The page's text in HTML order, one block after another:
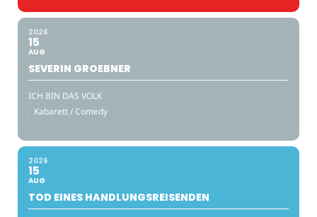
2026
15
AUG
SEVERIN GROEBNER
ICH BIN DAS VOLK
: Kabarett / Comedy
2026
15
AUG
TOD EINES HANDLUNGSREISENDEN